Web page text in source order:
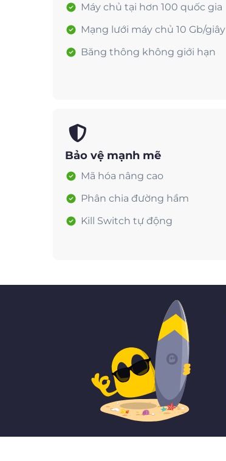
Máy chủ tại hơn 100 quốc gia
Mạng lưới máy chủ 10 Gb/giây
Băng thông không giới hạn
Bảo vệ mạnh mẽ
Mã hóa nâng cao
Phân chia đường hầm
Kill Switch tự động